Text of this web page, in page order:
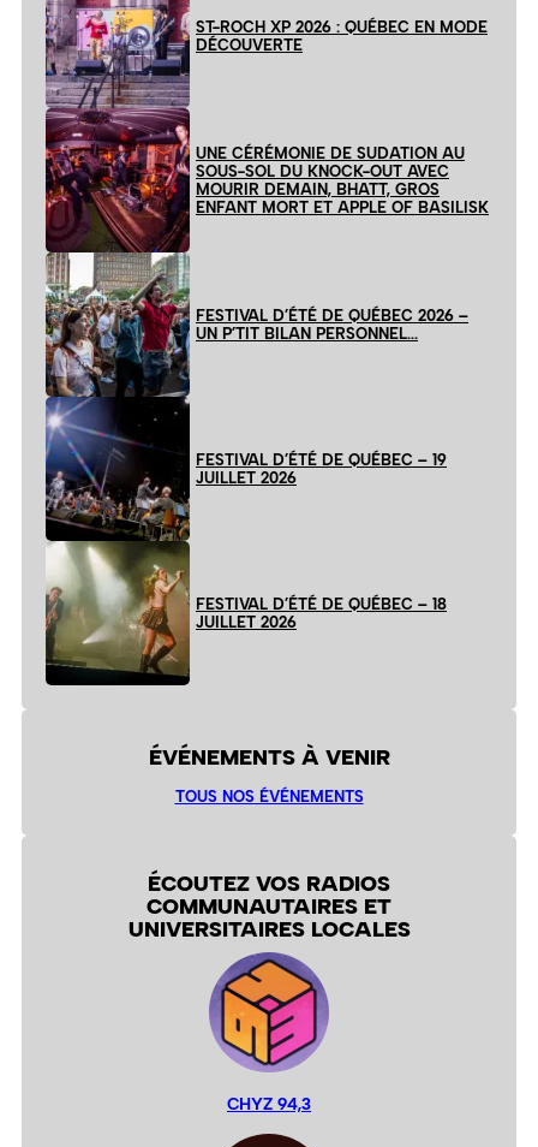
ST-ROCH XP 2026 : QUÉBEC EN MODE
DÉCOUVERTE
UNE CÉRÉMONIE DE SUDATION AU
SOUS-SOL DU KNOCK-OUT AVEC
MOURIR DEMAIN, BHATT, GROS
ENFANT MORT ET APPLE OF BASILISK
FESTIVAL D’ÉTÉ DE QUÉBEC 2026 –
UN P’TIT BILAN PERSONNEL…
FESTIVAL D’ÉTÉ DE QUÉBEC – 19
JUILLET 2026
FESTIVAL D’ÉTÉ DE QUÉBEC – 18
JUILLET 2026
ÉVÉNEMENTS À VENIR
TOUS NOS ÉVÉNEMENTS
ÉCOUTEZ VOS RADIOS
COMMUNAUTAIRES ET
UNIVERSITAIRES LOCALES
CHYZ 94,3